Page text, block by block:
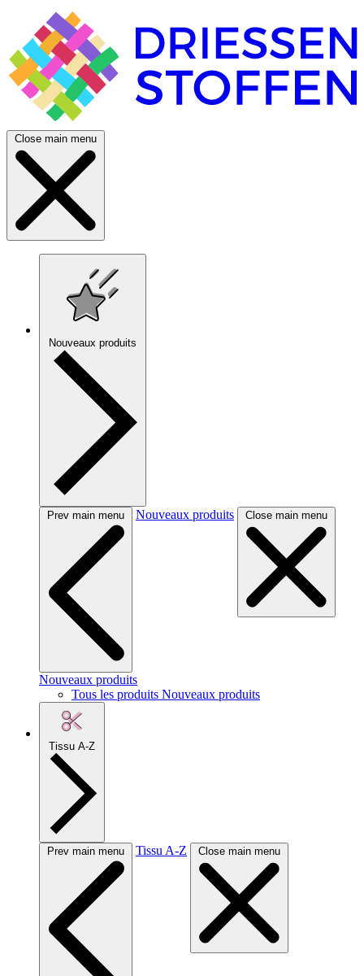
Close main menu
Nouveaux produits
Prev main menu Nouveaux produits Close main menu
Nouveaux produits
Tous les produits Nouveaux produits
Tissu A-Z
Prev main menu Tissu A-Z Close main menu